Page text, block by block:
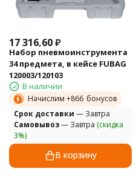
17 316,60₽
Набор пневмоинструмента
34 предмета, в кейсе FUBAG
120003/120103
В наличии
Начислим +866 бонусов
Cрок доставки — Завтра
Самовывоз— Завтра (скидка
3%)
В корзину